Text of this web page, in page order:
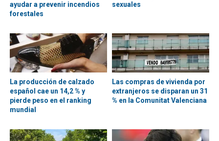
ayudar a prevenir incendios
forestales
sexuales
La producción de calzado
español cae un 14,2 % y
pierde peso en el ranking
mundial
Las compras de vivienda por
extranjeros se disparan un 31
% en la Comunitat Valenciana